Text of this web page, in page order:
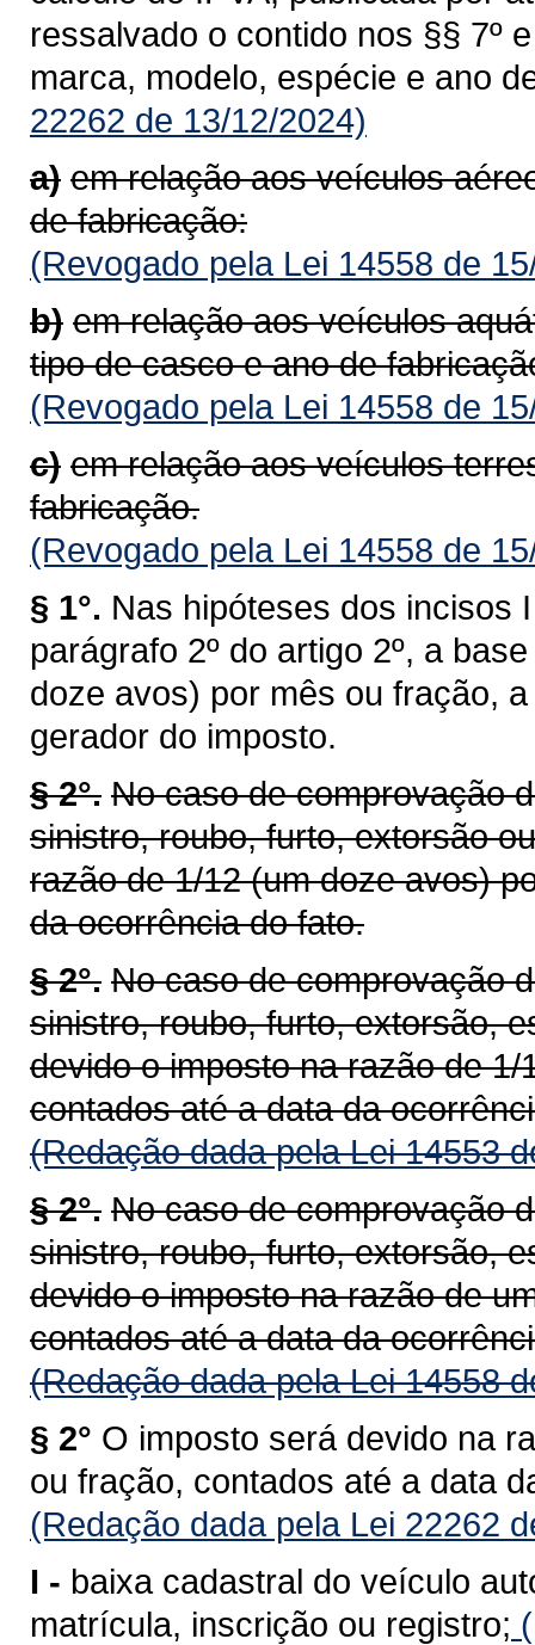
ressalvado o contido nos §§ 7º
marca, modelo, espécie e ano
22262 de 13/12/2024)
a) em relação aos veículos
de fabricação:
(Revogado pela Lei 14558 de
b) em relação aos veículos
tipo de casco e ano de
(Revogado pela Lei 14558 de
c) em relação aos veículos
fabricação.
(Revogado pela Lei 14558 de
§ 1°. Nas hipóteses dos incisos
parágrafo 2º do artigo 2º, a
doze avos) por mês ou fração,
gerador do imposto.
§ 2°. No caso de comprovação
sinistro, roubo, furto, extorsão
razão de 1/12 (um doze avos)
da ocorrência do fato.
§ 2°. No caso de comprovação
sinistro, roubo, furto, extorsão,
devido o imposto na razão de
contados até a data da
(Redação dada pela Lei 14553
§ 2°. No caso de comprovação
sinistro, roubo, furto, extorsão,
devido o imposto na razão de
contados até a data da
(Redação dada pela Lei 14558
§ 2° O imposto será devido na
ou fração, contados até a data
(Redação dada pela Lei 22262
I - baixa cadastral do veículo
matrícula, inscrição ou registro;